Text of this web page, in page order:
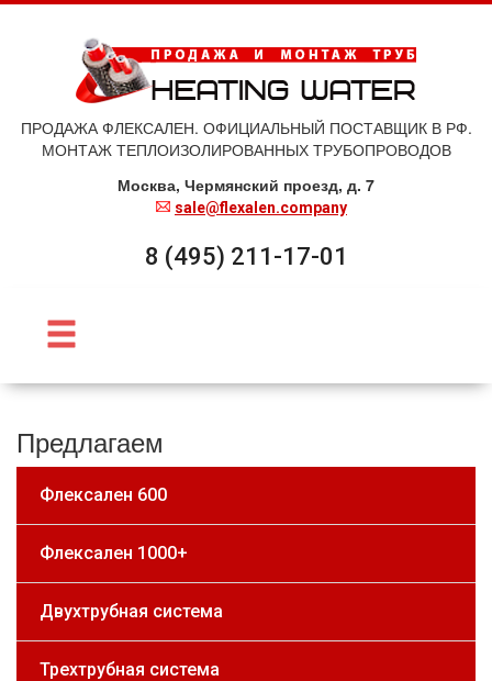
ПРОДАЖА ФЛЕКСАЛЕН. ОФИЦИАЛЬНЫЙ ПОСТАВЩИК В РФ.
МОНТАЖ ТЕПЛОИЗОЛИРОВАННЫХ ТРУБОПРОВОДОВ
Москва, Чермянский проезд, д. 7
sale@flexalen.company
8 (495) 211-17-01
Предлагаем
Флексален 600
Флексален 1000+
Двухтрубная система
Трехтрубная система